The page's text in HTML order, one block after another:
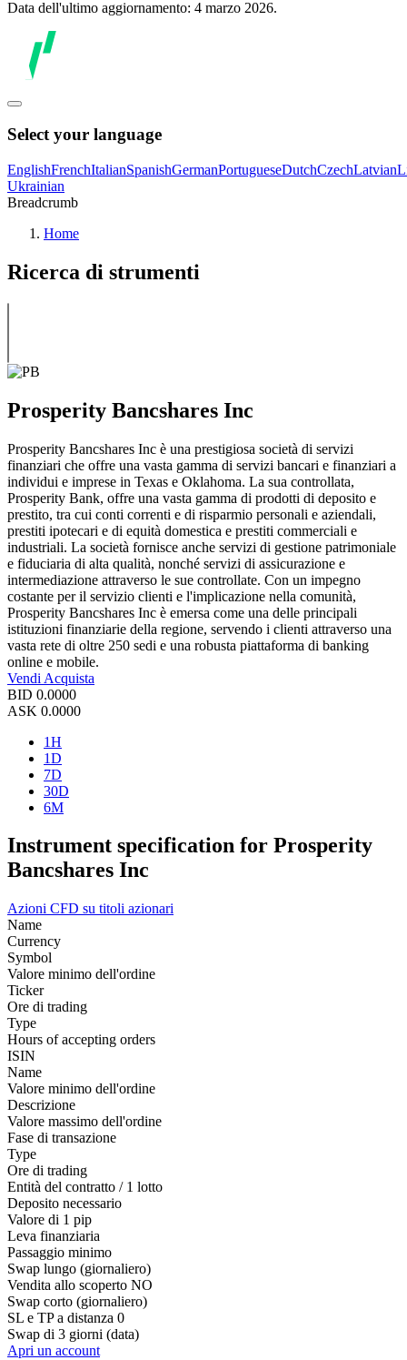
Data dell'ultimo aggiornamento: 4 marzo 2026.
Select your language
EnglishFrenchItalianSpanishGermanPortugueseDutchCzechLatvian
Ukrainian
Breadcrumb
Home
Ricerca di strumenti
Prosperity Bancshares Inc
Prosperity Bancshares Inc è una prestigiosa società di servizi
finanziari che offre una vasta gamma di servizi bancari e finanziari a
individui e imprese in Texas e Oklahoma. La sua controllata,
Prosperity Bank, offre una vasta gamma di prodotti di deposito e
prestito, tra cui conti correnti e di risparmio personali e aziendali,
prestiti ipotecari e di equità domestica e prestiti commerciali e
industriali. La società fornisce anche servizi di gestione patrimoniale
e fiduciaria di alta qualità, nonché servizi di assicurazione e
intermediazione attraverso le sue controllate. Con un impegno
costante per il servizio clienti e l'implicazione nella comunità,
Prosperity Bancshares Inc è emersa come una delle principali
istituzioni finanziarie della regione, servendo i clienti attraverso una
vasta rete di oltre 250 sedi e una robusta piattaforma di banking
online e mobile.
Vendi Acquista
BID 0.0000
ASK 0.0000
1H
1D
7D
30D
6M
Instrument specification for Prosperity
Bancshares Inc
Azioni CFD su titoli azionari
Name
Currency
Symbol
Valore minimo dell'ordine
Ticker
Ore di trading
Type
Hours of accepting orders
ISIN
Name
Valore minimo dell'ordine
Descrizione
Valore massimo dell'ordine
Fase di transazione
Type
Ore di trading
Entità del contratto / 1 lotto
Deposito necessario
Valore di 1 pip
Leva finanziaria
Passaggio minimo
Swap lungo (giornaliero)
Vendita allo scoperto NO
Swap corto (giornaliero)
SL e TP a distanza 0
Swap di 3 giorni (data)
Apri un account